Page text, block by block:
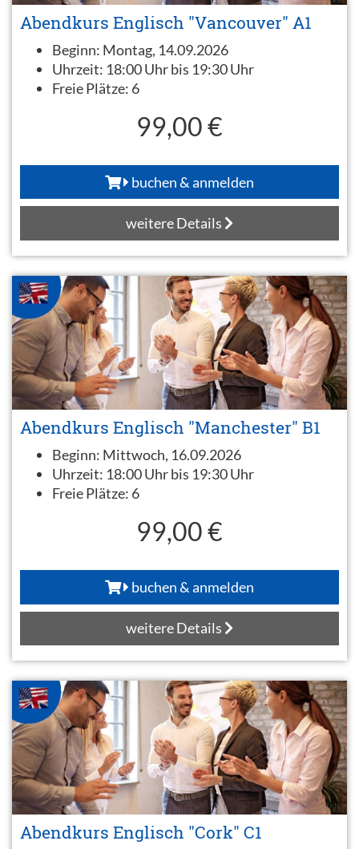
Abendkurs Englisch "Vancouver" A1
Beginn: Montag, 14.09.2026
Uhrzeit: 18:00 Uhr bis 19:30 Uhr
Freie Plätze: 6
99,00 €
buchen & anmelden
weitere Details
Abendkurs Englisch "Manchester" B1
Beginn: Mittwoch, 16.09.2026
Uhrzeit: 18:00 Uhr bis 19:30 Uhr
Freie Plätze: 6
99,00 €
buchen & anmelden
weitere Details
Abendkurs Englisch "Cork" C1